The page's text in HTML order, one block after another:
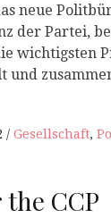
neue
der Partei,
wichtigsten
und
Gesellschaft,
CCP